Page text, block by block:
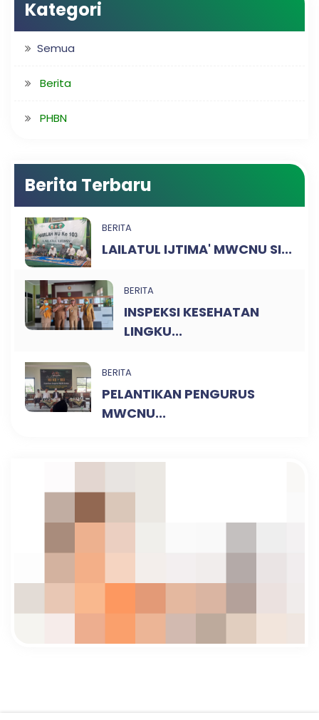
Kategori
Semua
Berita
PHBN
Berita Terbaru
BERITA
LAILATUL IJTIMA' MWCNU SI...
BERITA
INSPEKSI KESEHATAN
LINGKU...
BERITA
PELANTIKAN PENGURUS
MWCNU...